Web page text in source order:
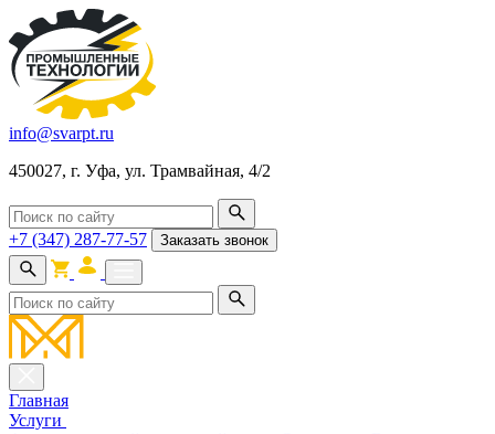
info@svarpt.ru
450027, г. Уфа, ул. Трамвайная, 4/2
+7 (347) 287-77-57 Заказать звонок
Главная
Услуги